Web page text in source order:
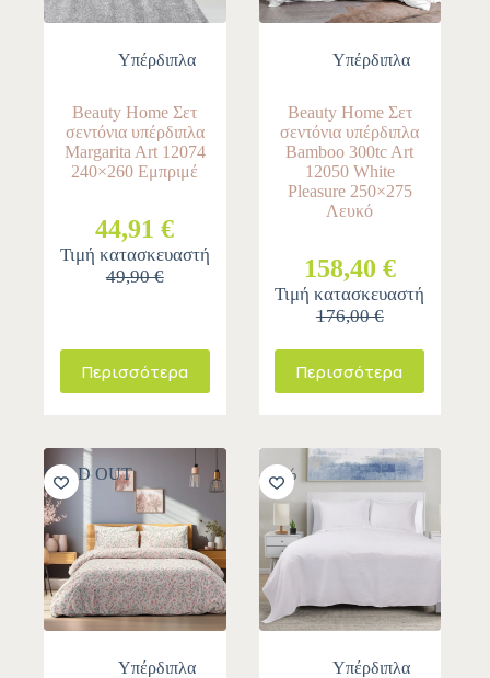
Υπέρδιπλα
Beauty Home Σετ
σεντόνια υπέρδιπλα
Margarita Art 12074
240×260 Εμπριμέ
44,91 €
Τιμή κατασκευαστή
49,90 €
Περισσότερα
Υπέρδιπλα
Beauty Home Σετ
σεντόνια υπέρδιπλα
Bamboo 300tc Art
12050 White
Pleasure 250×275
Λευκό
158,40 €
Τιμή κατασκευαστή
176,00 €
Περισσότερα
SOLD OUT
Υπέρδιπλα
-10%
Υπέρδιπλα